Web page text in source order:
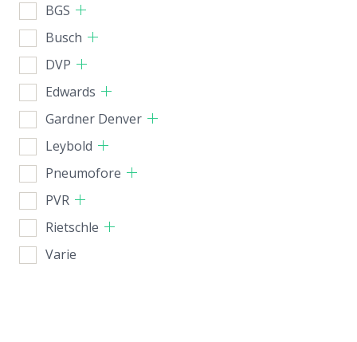
BGS
Busch
DVP
Edwards
Gardner Denver
Leybold
Pneumofore
PVR
Rietschle
Varie